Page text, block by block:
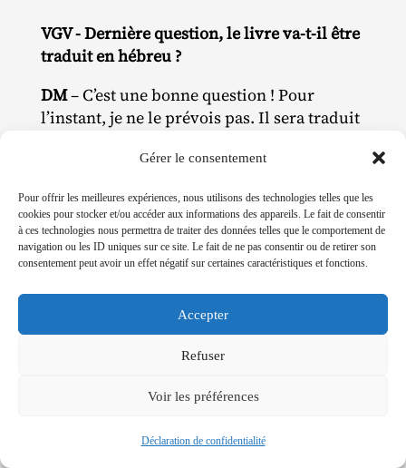
Gérer le consentement
Pour offrir les meilleures expériences, nous utilisons des technologies telles que les
cookies pour stocker et/ou accéder aux informations des appareils. Le fait de consentir
à ces technologies nous permettra de traiter des données telles que le comportement de
navigation ou les ID uniques sur ce site. Le fait de ne pas consentir ou de retirer son
consentement peut avoir un effet négatif sur certaines caractéristiques et fonctions.
Accepter
Refuser
Voir les préférences
Déclaration de confidentialité
VGV - Dernière question, le livre va-t-il être
traduit en hébreu ?
DM– C’est une bonne question ! Pour
l’instant, je ne le prévois pas. Il sera traduit
italien, etc. Mais pour l’hébreu je n’ose tout
peut‐être.
Partager cet article
traducteur israélien.